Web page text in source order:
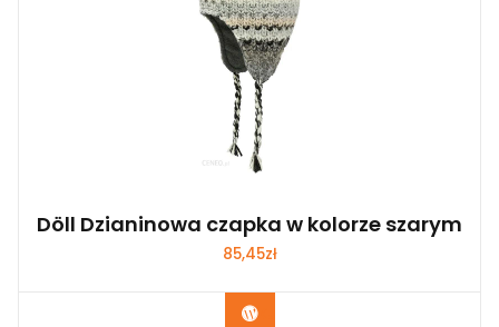
Döll Dzianinowa czapka w kolorze szarym
85,45zł
Kup Teraz